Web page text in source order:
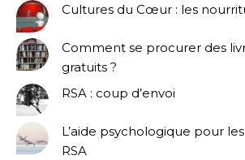
Cultures du Cœur : les
Comment se procurer des
gratuits ?
RSA : coup d’envoi
L’aide psychologique pour
RSA